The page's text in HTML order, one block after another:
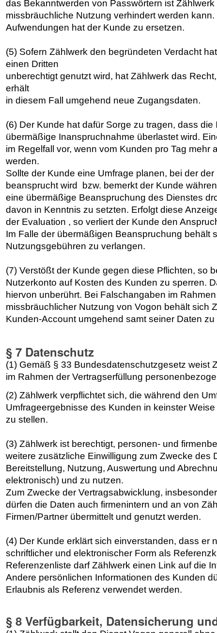
das Bekanntwerden von Passwörtern ist
missbräuchliche Nutzung verhindert werden
Aufwendungen hat der Kunde zu ersetzen.
(5) Sofern Zählwerk den begründeten Verdacht
einen Dritten
unberechtigt genutzt wird, hat Zählwerk das
erhält
in diesem Fall umgehend neue Zugangsdaten.
(6) Der Kunde hat dafür Sorge zu tragen, dass
übermäßige Inanspruchnahme überlastet wird.
im Regelfall vor, wenn vom Kunden pro Tag mehr
werden.
Sollte der Kunde eine Umfrage planen, bei der
beansprucht wird bzw. bemerkt der Kunde
eine übermäßige Beanspruchung des Dienstes
davon in Kenntnis zu setzten. Erfolgt diese
der Evaluation , so verliert der Kunde den
Im Falle der übermäßigen Beanspruchung behält
Nutzungsgebühren zu verlangen.
(7) Verstößt der Kunde gegen diese Pflichten, so
Nutzerkonto auf Kosten des Kunden zu sperren.
hiervon unberührt. Bei Falschangaben im
missbräuchlicher Nutzung von Vogon behält sich
Kunden-Account umgehend samt seiner Daten
§ 7 Datenschutz
(1) Gemäß § 33 Bundesdatenschutzgesetz weist
im Rahmen der Vertragserfüllung
(2) Zählwerk verpflichtet sich, die während den
Umfrageergebnisse des Kunden in keinster
zu stellen.
(3) Zählwerk ist berechtigt, personen- und
weitere zusätzliche Einwilligung zum Zwecke des
Bereitstellung, Nutzung, Auswertung und
elektronisch) und zu nutzen.
Zum Zwecke der Vertragsabwicklung,
dürfen die Daten auch firmenintern und an von
Firmen/Partner übermittelt und genutzt werden.
(4) Der Kunde erklärt sich einverstanden, dass er
schriftlicher und elektronischer Form als
Referenzenliste darf Zählwerk einen Link auf die
Andere persönlichen Informationen des Kunden
Erlaubnis als Referenz verwendet werden.
§ 8 Verfügbarkeit, Datensicherung